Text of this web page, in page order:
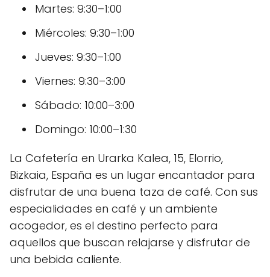
Martes: 9:30–1:00
Miércoles: 9:30–1:00
Jueves: 9:30–1:00
Viernes: 9:30–3:00
Sábado: 10:00–3:00
Domingo: 10:00–1:30
La Cafetería en Urarka Kalea, 15, Elorrio,
Bizkaia, España es un lugar encantador para
disfrutar de una buena taza de café. Con sus
especialidades en café y un ambiente
acogedor, es el destino perfecto para
aquellos que buscan relajarse y disfrutar de
una bebida caliente.